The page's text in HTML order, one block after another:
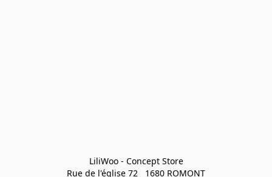
LiliWoo - Concept Store
Rue de l'église 72   1680 ROMONT